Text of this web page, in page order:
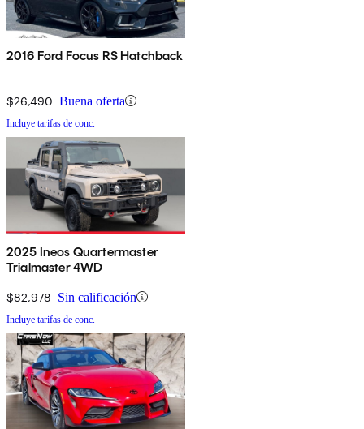
2016 Ford Focus RS Hatchback
$26,490 Buena oferta
Incluye tarifas de conc.
2025 Ineos Quartermaster
Trialmaster 4WD
$82,978 Sin calificación
Incluye tarifas de conc.